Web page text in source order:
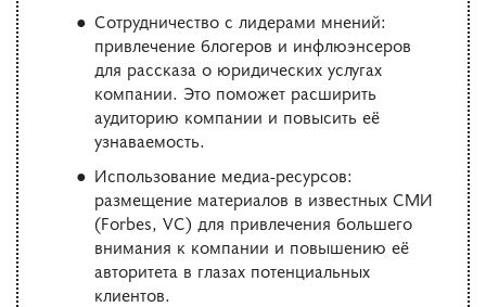
Сотрудничество с лидерами мнений:
привлечение блогеров и инфлюэнсеров
для рассказа о юридических услугах
компании. Это поможет расширить
аудиторию компании и повысить её
узнаваемость.
Использование медиа-ресурсов:
размещение материалов в известных СМИ
(Forbes, VC) для привлечения большего
внимания к компании и повышению её
авторитета в глазах потенциальных
клиентов.